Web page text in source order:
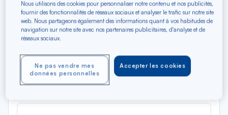
Aller-Retour Aller simple
Filtrer Vider
Précédent
AOÛ 2026
N/A*
Aller / Retour — Économique
Nous utilisons des cookies pour personnaliser notre contenu et nos publicités,
fournir des fonctionnalités de réseaux sociaux et analyser le trafic sur notre site
web. Nous partageons également des informations quant à vos habitudes de
navigation sur notre site avec nos partenaires publicitaires, d'analyse et de
réseaux sociaux.
Accepter les cookies
Ne pas vendre mes
données personnelles